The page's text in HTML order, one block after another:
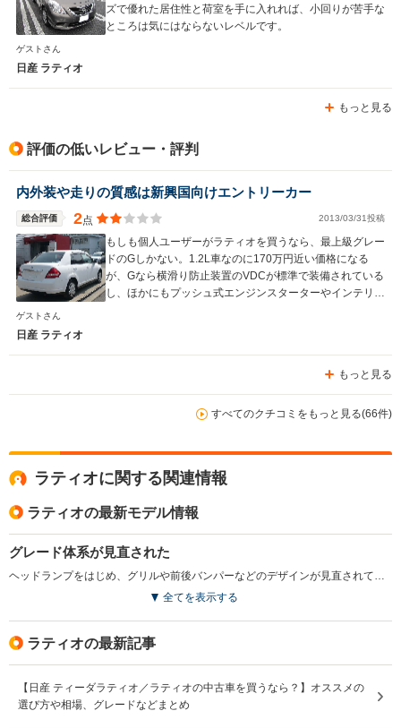
ズで優れた居住性と荷室を手に入れれば、小回りが苦手な
ところは気にはならないレベルです。
ゲストさん
日産 ラティオ
もっと見る
評価の低いレビュー・評判
内外装や走りの質感は新興国向けエントリーカー
総合評価 2点 2013/03/31投稿
もしも個人ユーザーがラティオを買うなら、最上級グレー
ドのGしかない。1.2L車なのに170万円近い価格になる
が、Gなら横滑り防止装置のVDCが標準で装備されている
し、ほかにもプッシュ式エンジンスターターやインテリジ
ゲストさん
日産 ラティオ
もっと見る
すべてのクチコミをもっと見る(66件)
ラティオに関する関連情報
ラティオの最新モデル情報
グレード体系が見直された
ヘッドランプをはじめ、グリルや前後バンパーなどのデザインが見直されている。インテリアでもインパネなどが変更されている。また、横滑り防止装置であるVDCが標準装備。さらにラインナップも見直され3グレード展開となっている（2014.10）
全てを表示する
ラティオの最新記事
【日産 ティーダラティオ／ラティオの中古車を買うなら？】オススメの
選び方や相場、グレードなどまとめ